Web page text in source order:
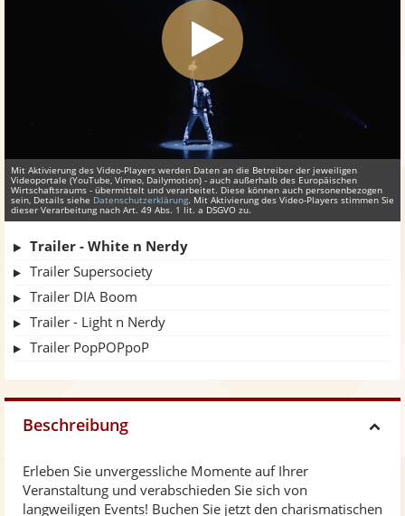
Mit Aktivierung des Video-Players werden Daten an die Betreiber der jeweiligen
Videoportale (YouTube, Vimeo, Dailymotion) - auch außerhalb des Europäischen
Wirtschaftsraums - übermittelt und verarbeitet. Diese können auch personenbezogen
sein, Details siehe Datenschutzerklärung. Mit Aktivierung des Video-Players stimmen Sie
dieser Verarbeitung nach Art. 49 Abs. 1 lit. a DSGVO zu.
Trailer - White n Nerdy
Trailer Supersociety
Trailer DIA Boom
Trailer - Light n Nerdy
Trailer PopPOPpoP
Beschreibung
Erleben Sie unvergessliche Momente auf Ihrer
Veranstaltung und verabschieden Sie sich von
langweiligen Events! Buchen Sie jetzt den charismatischen